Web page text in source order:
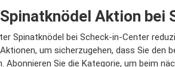
Aktion bei
Spinatknödel bei Scheck-in-Center
um sicherzugehen, dass Sie
Abonnieren Sie die Kategorie, um beim